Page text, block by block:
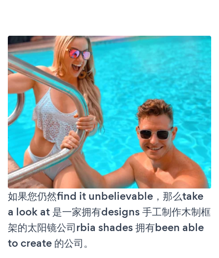
如果您仍然find it unbelievable，那么take
a look at 是一家拥有designs 手工制作木制框
架的太阳镜公司rbia shades 拥有been able
to create 的公司。